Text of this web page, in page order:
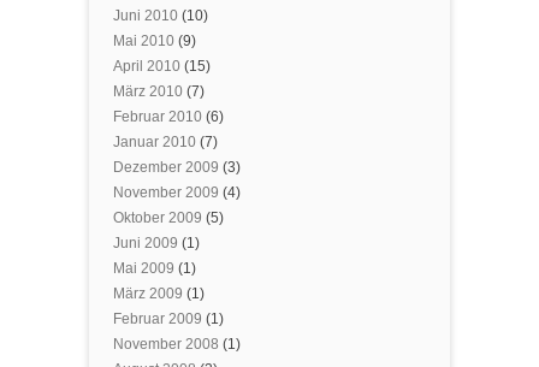
Juni 2010 (10)
Mai 2010 (9)
April 2010 (15)
März 2010 (7)
Februar 2010 (6)
Januar 2010 (7)
Dezember 2009 (3)
November 2009 (4)
Oktober 2009 (5)
Juni 2009 (1)
Mai 2009 (1)
März 2009 (1)
Februar 2009 (1)
November 2008 (1)